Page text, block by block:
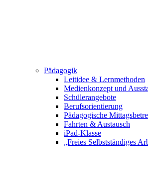
Pädagogik
Leitidee & Lernmethoden
Medienkonzept und
Schülerangebote
Berufsorientierung
Pädagogische
Fahrten & Austausch
iPad-Klasse
„Freies Selbstständiges